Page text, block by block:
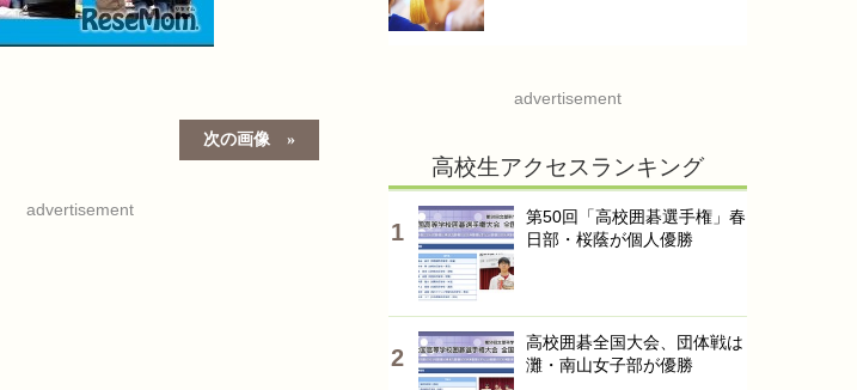
次の画像
advertisement
advertisement
高校生アクセスランキング
第50回「高校囲碁選手権」春
日部・桜蔭が個人優勝
高校囲碁全国大会、団体戦は
灘・南山女子部が優勝